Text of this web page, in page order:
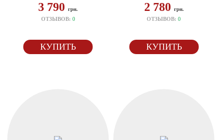
3 790грн.
ОТЗЫВОВ: 0
КУПИТЬ
2 780 грн.
ОТЗЫВОВ:0
КУПИТЬ